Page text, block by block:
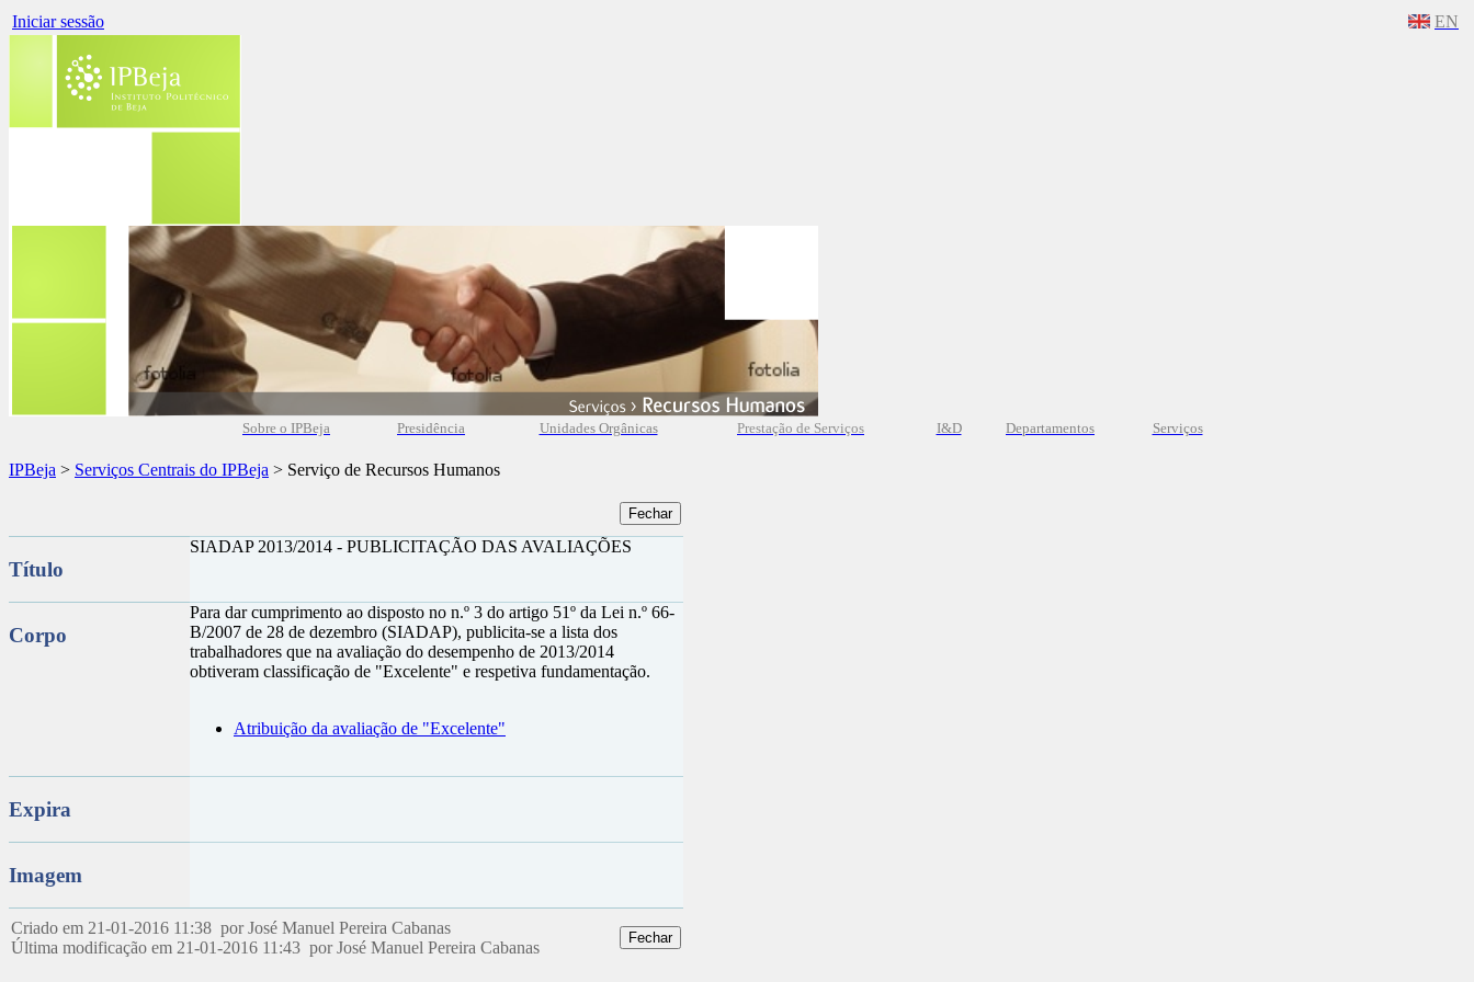
Iniciar sessão EN
Sobre o IPBeja Presidência Unidades Orgânicas Prestação de Serviços I&D Departamentos Serviços
IPBeja > Serviços Centrais do IPBeja > Serviço de Recursos Humanos
Título
SIADAP 2013/2014 - PUBLICITAÇÃO DAS AVALIAÇÕES
Corpo
Para dar cumprimento ao disposto no n.º 3 do artigo 51º da Lei n.º 66-
B/2007 de 28 de dezembro (SIADAP), publicita-se a lista dos
trabalhadores que na avaliação do desempenho de 2013/2014
obtiveram classificação de "Excelente" e respetiva fundamentação.
Atribuição da avaliação de "Excelente"
Expira
Imagem
Criado em 21-01-2016 11:38 por José Manuel Pereira Cabanas
Última modificação em 21-01-2016 11:43 por José Manuel Pereira Cabanas